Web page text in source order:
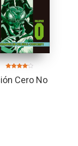
en
4.00 Cero No